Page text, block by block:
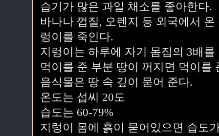
습기가 많은 과일 채소를 좋아한다.
바나나 껍질, 오렌지 등 외국에서
렁이를 죽인다.
지렁이는 하루에 자기 몸집의 3배를
먹이를 준 부분 땅이 꺼지면 먹이를
음식물은 땅 속 깊이 묻어 준다.
온도는 섭씨 20도
습도는 60-79%
지렁이 몸에 흙이 묻어있으면 습도